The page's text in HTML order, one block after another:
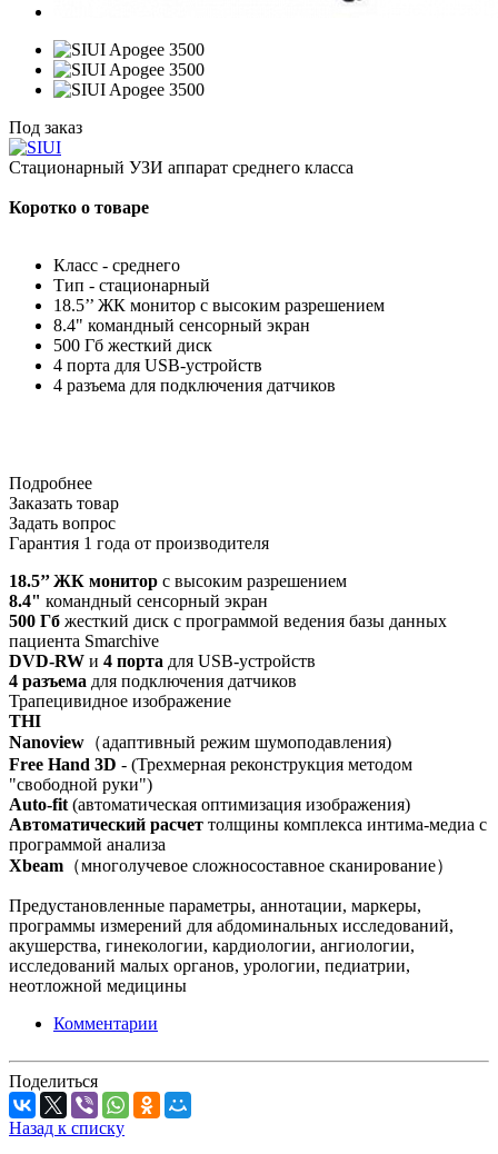
Под заказ
Стационарный УЗИ аппарат среднего класса
Коротко о товаре
Класс - среднего
Тип - стационарный
18.5’’ ЖК монитор с высоким разрешением
8.4" командный сенсорный экран
500 Гб жесткий диск
4 порта для USB-устройств
4 разъема для подключения датчиков
Подробнее
Заказать товар
Задать вопрос
Гарантия 1 года от производителя
18.5’’ ЖК монитор с высоким разрешением
8.4" командный сенсорный экран
500 Гб жесткий диск с программой ведения базы данных
пациента Smarchive
DVD-RW и 4 порта для USB-устройств
4 разъема для подключения датчиков
Трапецивидное изображение
THI
Nanoview （адаптивный режим шумоподавления)
Free Hand 3D - (Трехмерная реконструкция методом
"свободной руки")
Auto-fit (автоматическая оптимизация изображения)
Автоматический расчет толщины комплекса интима-медиа с
программой анализа
Xbeam （многолучевое сложносоставное сканирование）
Предустановленные параметры, аннотации, маркеры,
программы измерений для абдоминальных исследований,
акушерства, гинекологии, кардиологии, ангиологии,
исследований малых органов, урологии, педиатрии,
неотложной медицины
Комментарии
Поделиться
Назад к списку